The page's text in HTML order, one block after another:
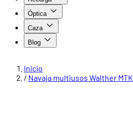
Óptica
Caza
Blog
Inicio
/ Navaja multiusos Walther MTK